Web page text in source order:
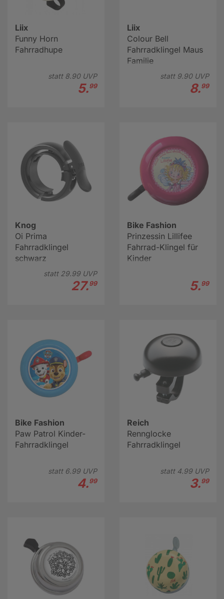
Liix
Funny Horn
Fahrradhupe
statt 8.90UVP
5.99
Liix
Colour Bell
Fahrradklingel Maus
Familie
statt 9.90UVP
8.99
Knog
Oi Prima
Fahrradklingel
schwarz
statt 29.99UVP
27.99
Bike Fashion
Prinzessin Lillifee
Fahrrad-Klingel für
Kinder
5.99
Bike Fashion
Paw Patrol Kinder-
Fahrradklingel
statt 6.99UVP
4.99
Reich
Rennglocke
Fahrradklingel
statt 4.99UVP
3.99